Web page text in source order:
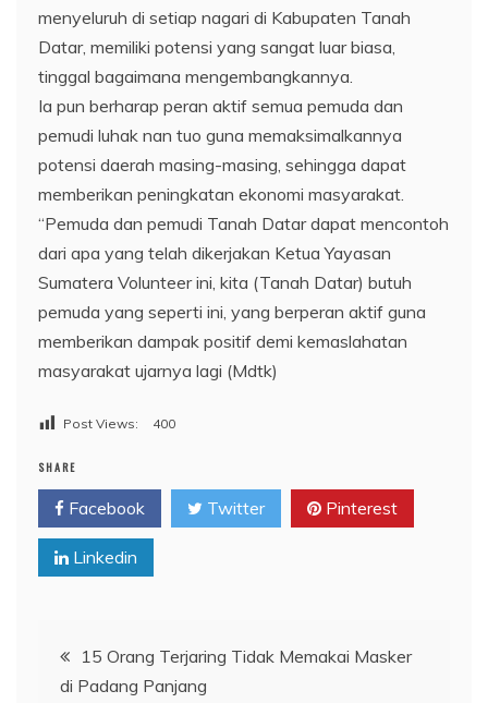
menyeluruh di setiap nagari di Kabupaten Tanah
Datar, memiliki potensi yang sangat luar biasa,
tinggal bagaimana mengembangkannya.
Ia pun berharap peran aktif semua pemuda dan
pemudi luhak nan tuo guna memaksimalkannya
potensi daerah masing-masing, sehingga dapat
memberikan peningkatan ekonomi masyarakat.
“Pemuda dan pemudi Tanah Datar dapat mencontoh
dari apa yang telah dikerjakan Ketua Yayasan
Sumatera Volunteer ini, kita (Tanah Datar) butuh
pemuda yang seperti ini, yang berperan aktif guna
memberikan dampak positif demi kemaslahatan
masyarakat ujarnya lagi (Mdtk)
Post Views: 400
SHARE
Facebook Twitter Pinterest
Linkedin
Navigasi
15 Orang Terjaring Tidak Memakai Masker
di Padang Panjang